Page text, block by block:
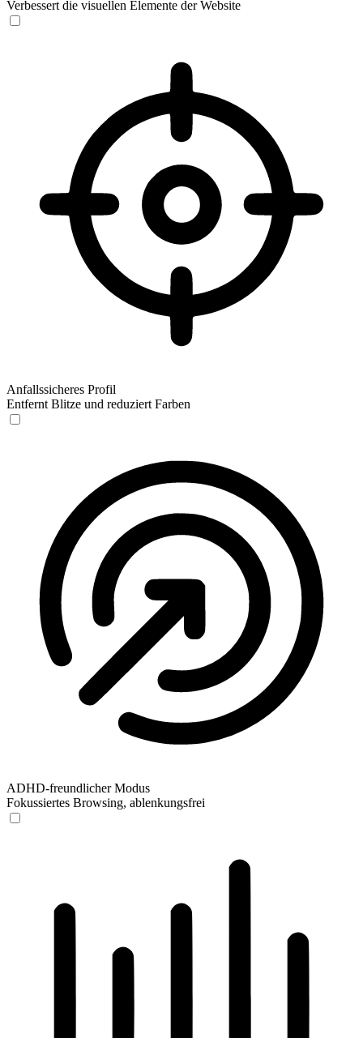
Verbessert die visuellen Elemente der Website
Anfallssicheres Profil
Entfernt Blitze und reduziert Farben
ADHD-freundlicher Modus
Fokussiertes Browsing, ablenkungsfrei